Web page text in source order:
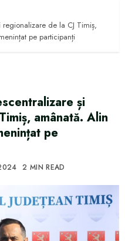
de la CJ Timiș,
pe participanți
și
amânată. Alin
pe
2 MIN READ